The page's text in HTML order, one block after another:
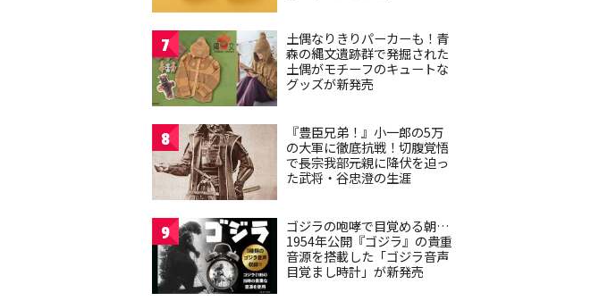
7
土偶なりきりパーカーも！青
森の縄文遺跡群で発掘された
土偶がモチーフのキュートな
グッズが新発売
8
『豊臣兄弟！』小一郎の5万
の大軍に徹底抗戦！切腹覚悟
で長宗我部元親に降伏を迫っ
た武将・谷忠澄の生涯
9
ゴジラの咆哮で目覚める朝…
1954年公開『ゴジラ』の貴重
音源を搭載した「ゴジラ音声
目覚まし時計」が新発売